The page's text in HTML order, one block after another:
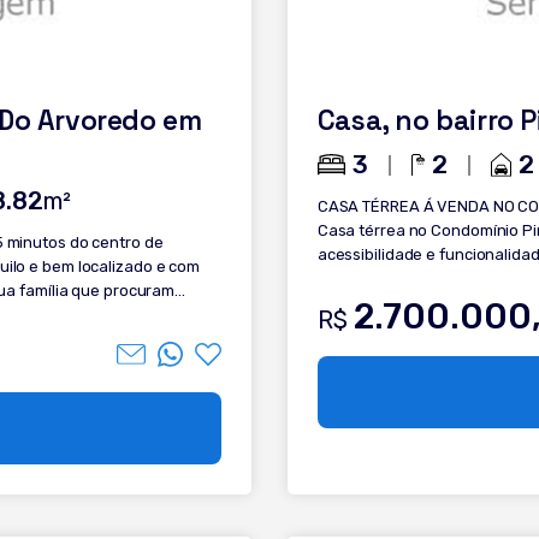
Arvoredo em
m²
família que procuram
- Casa de final de rua -
Casa, no bairro
3 2 2
CASA TÉRREA Á VENDA NO
Casa térrea no Condomínio
acessibilidade e
Conheça: - 3 suítes, sendo 2
amplo; - Sala de estar em pé
automatizadas nos
R$